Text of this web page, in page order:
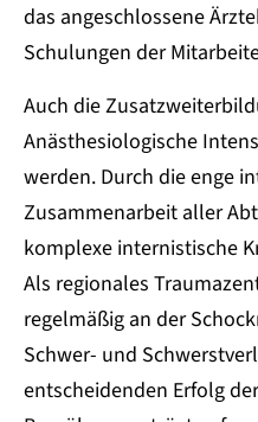
das angeschlossene
Schulungen der
Auch die
Anästhesiologische
werden. Durch die enge
Zusammenarbeit aller
komplexe internistische
Als regionales
regelmäßig an der
Schwer- und
entscheidenden Erfolg